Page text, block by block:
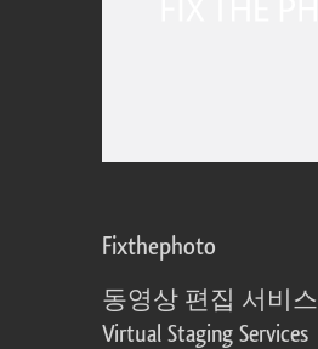
Fixthephoto
동영상 편집 서비스
Virtual Staging Services